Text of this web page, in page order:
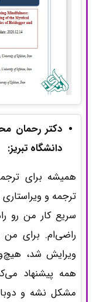
دکتر رحمان
دانشگاه تبریز:
همیشه برای
ترجمه و ویراستاری
سریع کار من رو
راضی‌ام. برای من
ویرایش شد،
همه پیشنهاد
مشکل نشه و